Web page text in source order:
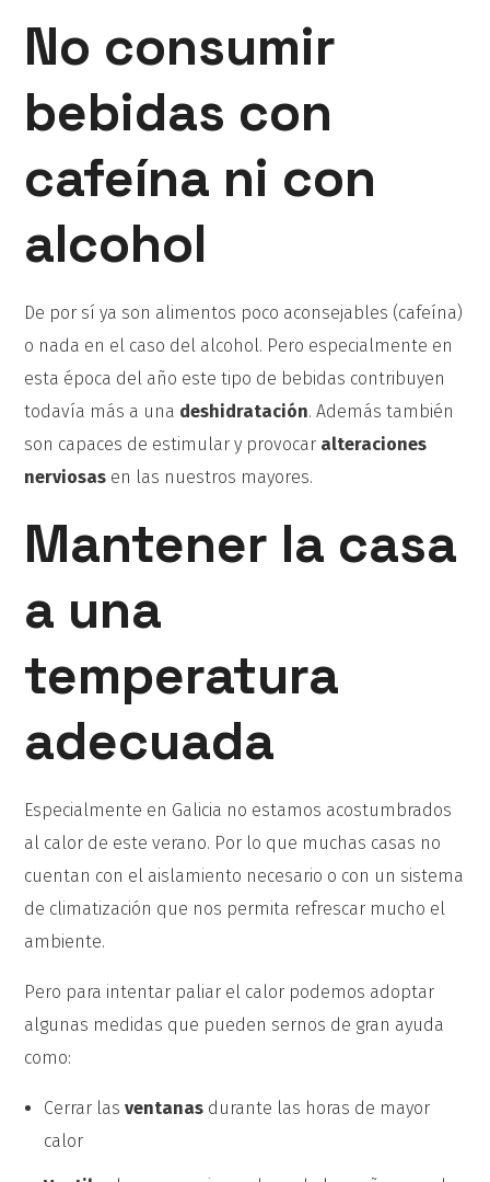
No consumir
bebidas con
cafeína ni con
alcohol
De por sí ya son alimentos poco aconsejables (cafeína)
o nada en el caso del alcohol. Pero especialmente en
esta época del año este tipo de bebidas contribuyen
todavía más a una deshidratación. Además también
son capaces de estimular y provocar alteraciones
nerviosas en las nuestros mayores.
Mantener la casa
a una
temperatura
adecuada
Especialmente en Galicia no estamos acostumbrados
al calor de este verano. Por lo que muchas casas no
cuentan con el aislamiento necesario o con un sistema
de climatización que nos permita refrescar mucho el
ambiente.
Pero para intentar paliar el calor podemos adoptar
algunas medidas que pueden sernos de gran ayuda
como:
Cerrar las ventanas durante las horas de mayor
calor